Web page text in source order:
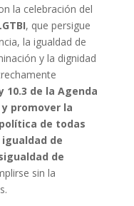
la celebración del
, que persigue
la igualdad de
y la dignidad
10.3 de la Agenda
promover la
de todas
de
de
sin la